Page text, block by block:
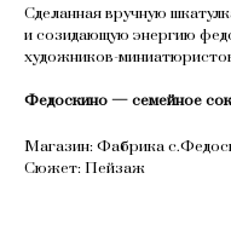
Сделанная вручную
и созидающую энергию
художников-
Федоскино — семейное
Магазин: Фабрика
Сюжет: Пейзаж